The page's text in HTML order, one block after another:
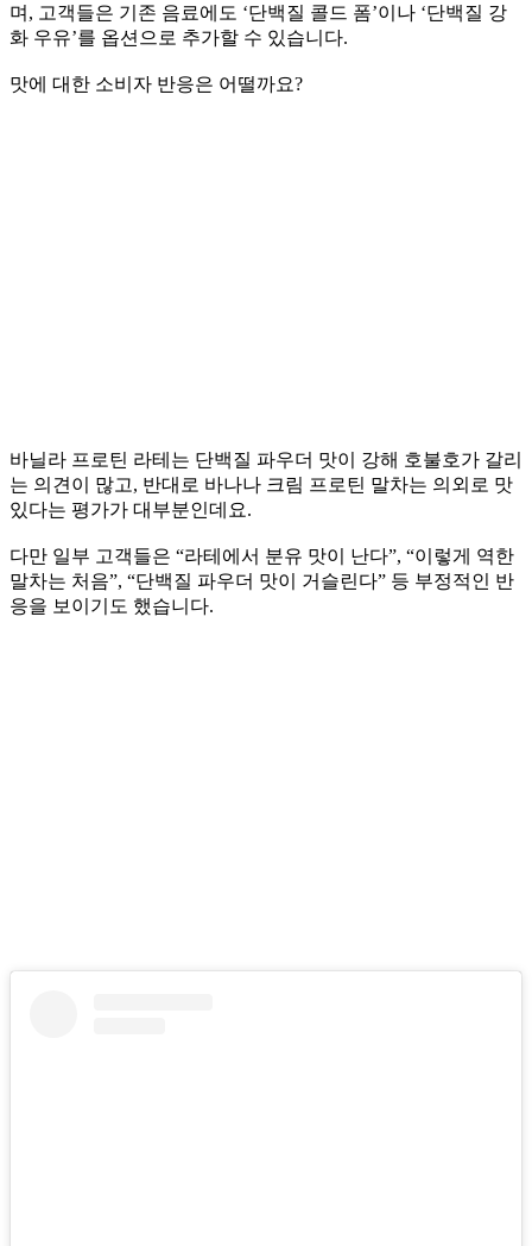
며, 고객들은 기존 음료에도 ‘단백질 콜드 폼’이나 ‘단백질 강
화 우유’를 옵션으로 추가할 수 있습니다.
맛에 대한 소비자 반응은 어떨까요?
바닐라 프로틴 라테는 단백질 파우더 맛이 강해 호불호가 갈리
는 의견이 많고, 반대로 바나나 크림 프로틴 말차는 의외로 맛
있다는 평가가 대부분인데요.
다만 일부 고객들은 “라테에서 분유 맛이 난다”, “이렇게 역한
말차는 처음”, “단백질 파우더 맛이 거슬린다” 등 부정적인 반
응을 보이기도 했습니다.